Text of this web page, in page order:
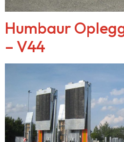
Humbaur
– V44